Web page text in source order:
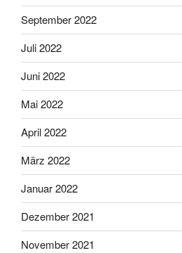
September 2022
Juli 2022
Juni 2022
Mai 2022
April 2022
März 2022
Januar 2022
Dezember 2021
November 2021